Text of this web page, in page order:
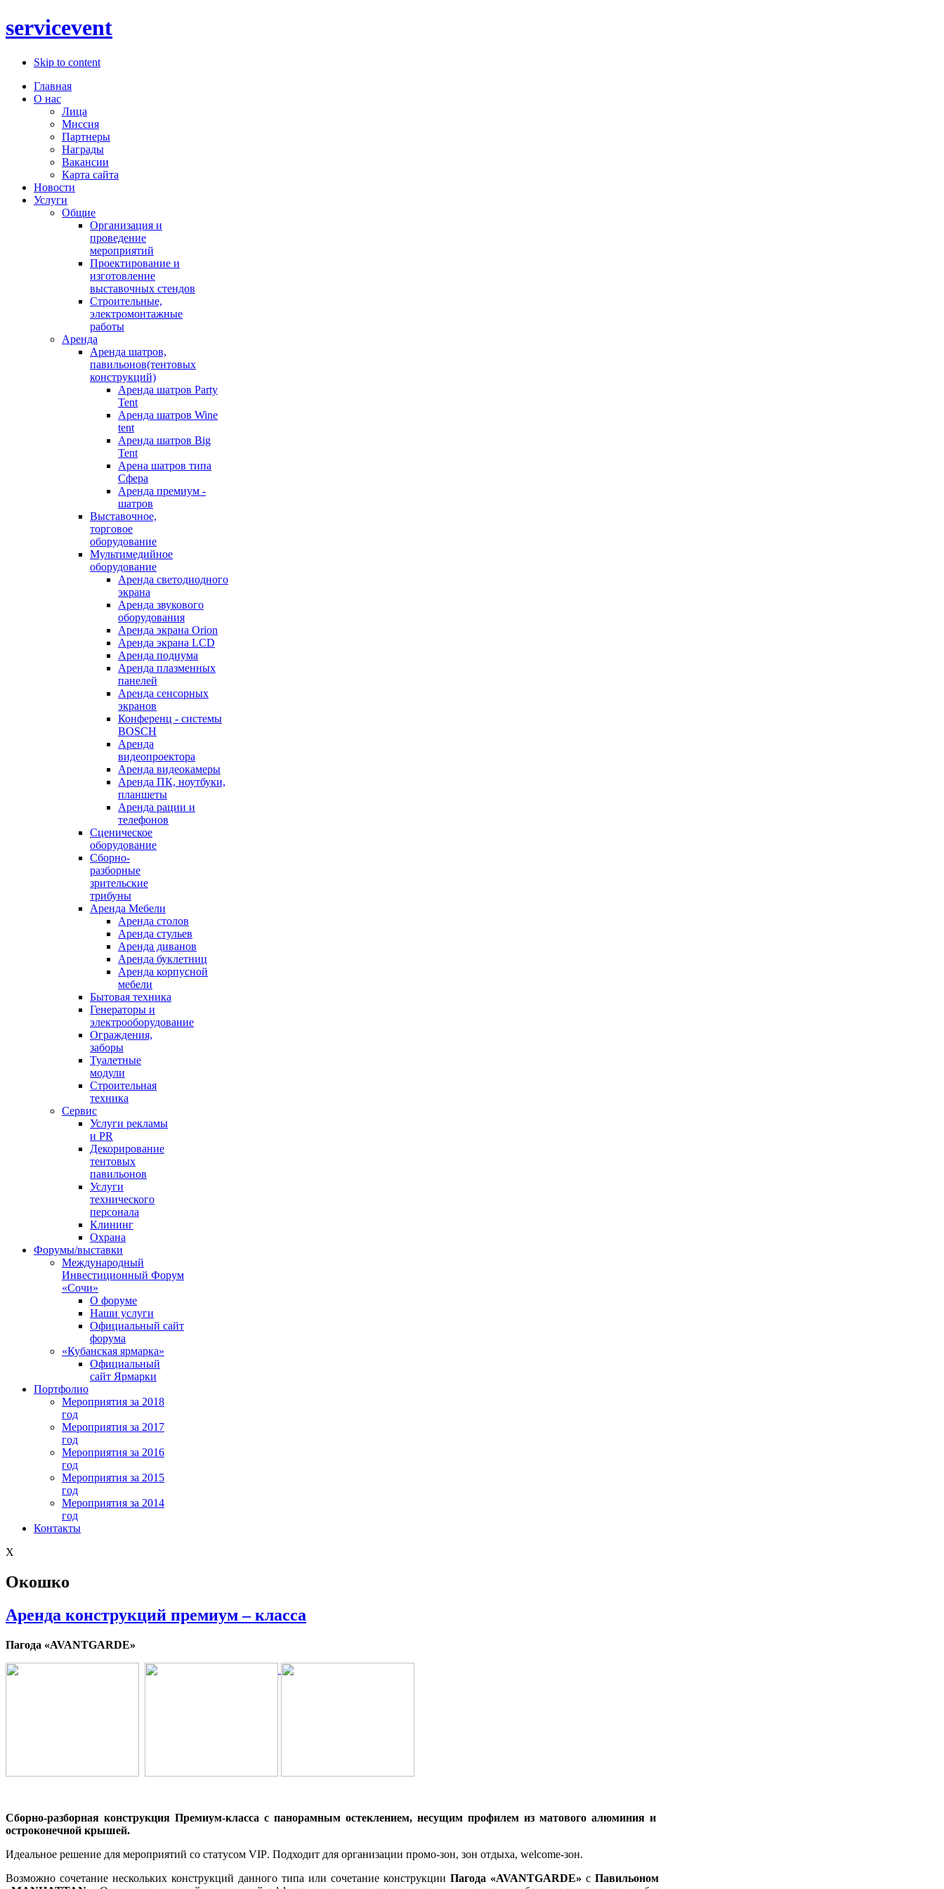
servicevent
Skip to content
Главная
О нас
Лица
Миссия
Партнеры
Награды
Вакансии
Карта сайта
Новости
Услуги
Общие
Организация и
проведение
мероприятий
Проектирование и
изготовление
выставочных стендов
Строительные,
электромонтажные
работы
Аренда
Аренда шатров,
павильонов(тентовых
конструкций)
Аренда шатров Party
Tent
Аренда шатров Wine
tent
Аренда шатров Big
Tent
Арена шатров типа
Сфера
Аренда премиум -
шатров
Выставочное,
торговое
оборудование
Мультимедийное
оборудование
Аренда светодиодного
экрана
Аренда звукового
оборудования
Аренда экрана Orion
Аренда экрана LCD
Аренда подиума
Аренда плазменных
панелей
Аренда сенсорных
экранов
Конференц - системы
BOSCH
Аренда
видеопроектора
Аренда видеокамеры
Аренда ПК, ноутбуки,
планшеты
Аренда рации и
телефонов
Сценическое
оборудование
Сборно-
разборные
зрительские
трибуны
Аренда Мебели
Аренда столов
Аренда стульев
Аренда диванов
Аренда буклетниц
Аренда корпусной
мебели
Бытовая техника
Генераторы и
электрооборудование
Ограждения,
заборы
Туалетные
модули
Строительная
техника
Сервис
Услуги рекламы
и PR
Декорирование
тентовых
павильонов
Услуги
технического
персонала
Клининг
Охрана
Форумы/выставки
Международный
Инвестиционный Форум
«Сочи»
О форуме
Наши услуги
Официальный сайт
форума
«Кубанская ярмарка»
Официальный
сайт Ярмарки
Портфолио
Мероприятия за 2018
год
Мероприятия за 2017
год
Мероприятия за 2016
год
Мероприятия за 2015
год
Мероприятия за 2014
год
Контакты
X
Окошко
Аренда конструкций премиум – класса
Пагода «AVANTGARDE»
Сборно-разборная конструкция Премиум-класса с панорамным остеклением, несущим профилем из матового алюминия и
остроконечной крышей.
Идеальное решение для мероприятий со статусом VIP. Подходит для организации промо-зон, зон отдыха, welcome-зон.
Возможно сочетание нескольких конструкций данного типа или сочетание конструкции Пагода «AVANTGARDE» с Павильоном